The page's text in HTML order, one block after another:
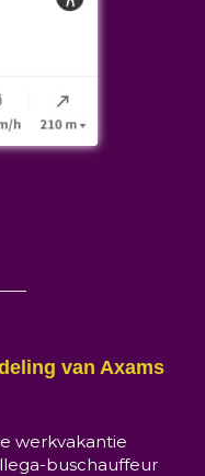
van Axams
werkvakantie
buschauffeur